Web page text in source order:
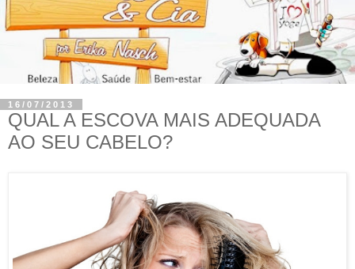
16/07/2013
QUAL A ESCOVA MAIS ADEQUADA
AO SEU CABELO?